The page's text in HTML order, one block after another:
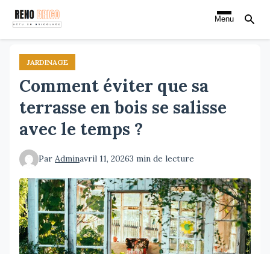
Aller
contenu
principal
Menu
JARDINAGE
Comment éviter que sa
terrasse en bois se salisse
avec le temps ?
Par Adminavril 11, 20263 min de lecture